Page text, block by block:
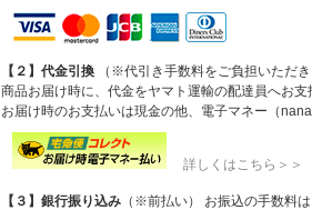
【２】代金引換 （※代引き手数料をご負担いただき
商品お届け時に、代金をヤマト運輸の配達員へお支
お届け時のお支払いは現金の他、電子マネー（
詳しくはこちら＞＞
【３】銀行振り込み （※前払い） お振込の手数料